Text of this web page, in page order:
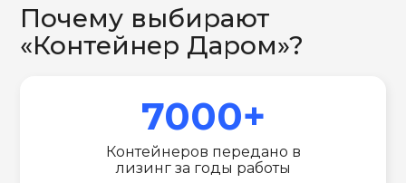
Почему выбирают
«Контейнер Даром»?
7000+
Контейнеров передано в
лизинг за годы работы